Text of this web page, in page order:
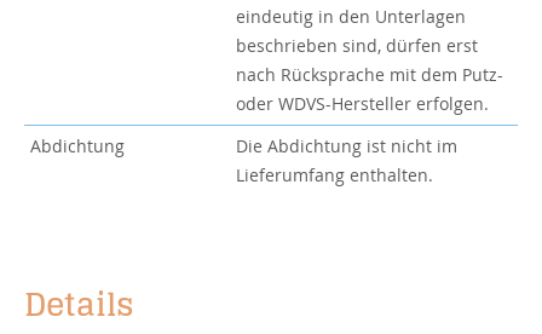
eindeutig in den Unterlagen
beschrieben sind, dürfen erst
nach Rücksprache mit dem Putz-
oder WDVS-Hersteller erfolgen.
Abdichtung
Die Abdichtung ist nicht im
Lieferumfang enthalten.
Details